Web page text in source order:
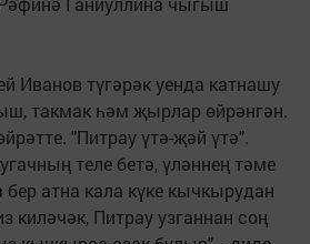
Иванов түгәрәк уенда катнашу
такмак һәм җырлар өйрәнгән.
"Питрау үтә-җәй үтә".
теле бетә, үләннең тәме
бер атна кала күке кычкырудан
киләчәк, Питрау узганнан соң